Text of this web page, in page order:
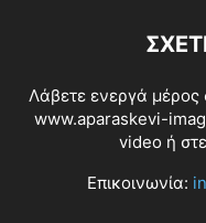
Λάβετε ενεργά
www.aparaskevi-
video ή
Επικοινωνία: